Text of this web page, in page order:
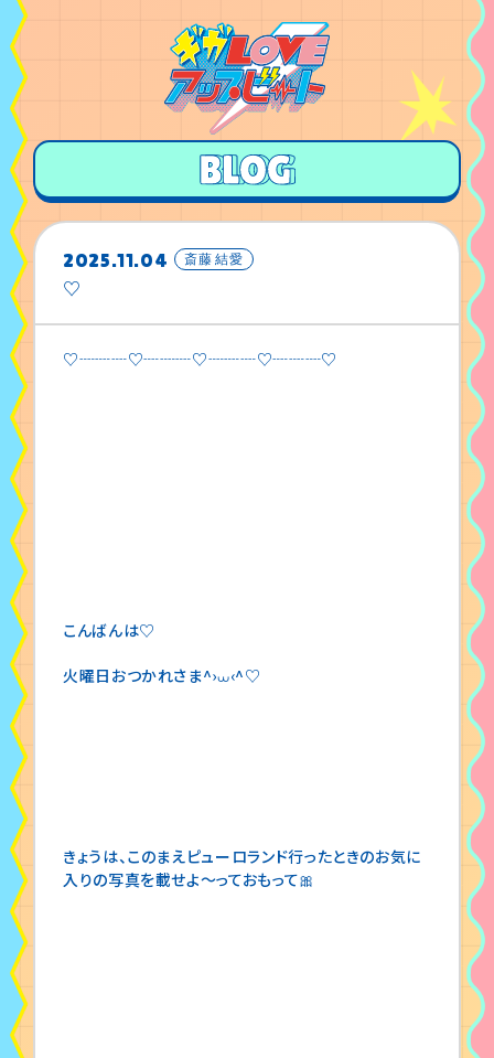
2025.11.04 斎藤 結愛
♡
♡┈┈┈♡┈┈┈♡┈┈┈♡┈┈┈♡
こんばんは♡
火曜日おつかれさま^›⩊‹^♡
きょうは、このまえピューロランド行ったときのお気に
入りの写真を載せよ〜っておもって🎀